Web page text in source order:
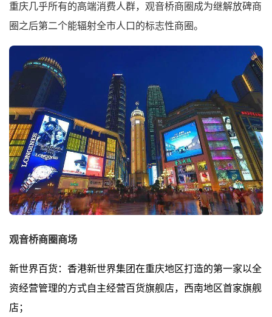
重庆几乎所有的高端消费人群，观音桥商圈成为继解放碑商
圈之后第二个能辐射全市人口的标志性商圈。
观音桥商圈商场
新世界百货：香港新世界集团在重庆地区打造的第一家以全
资经营管理的方式自主经营百货旗舰店，西南地区首家旗舰
店；